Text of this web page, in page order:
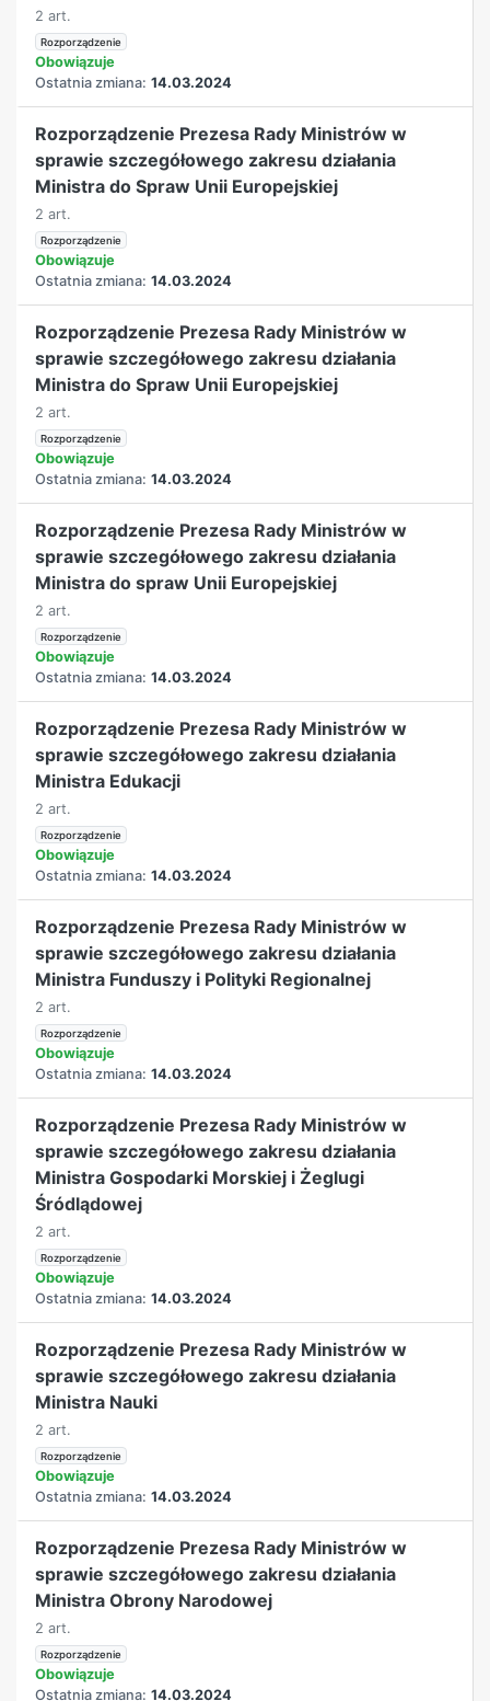
2 art.
Rozporządzenie
Obowiązuje
Ostatnia zmiana: 14.03.2024
Rozporządzenie Prezesa Rady Ministrów w
sprawie szczegółowego zakresu działania
Ministra do Spraw Unii Europejskiej
2 art.
Rozporządzenie
Obowiązuje
Ostatnia zmiana: 14.03.2024
Rozporządzenie Prezesa Rady Ministrów w
sprawie szczegółowego zakresu działania
Ministra do Spraw Unii Europejskiej
2 art.
Rozporządzenie
Obowiązuje
Ostatnia zmiana: 14.03.2024
Rozporządzenie Prezesa Rady Ministrów w
sprawie szczegółowego zakresu działania
Ministra do spraw Unii Europejskiej
2 art.
Rozporządzenie
Obowiązuje
Ostatnia zmiana: 14.03.2024
Rozporządzenie Prezesa Rady Ministrów w
sprawie szczegółowego zakresu działania
Ministra Edukacji
2 art.
Rozporządzenie
Obowiązuje
Ostatnia zmiana: 14.03.2024
Rozporządzenie Prezesa Rady Ministrów w
sprawie szczegółowego zakresu działania
Ministra Funduszy i Polityki Regionalnej
2 art.
Rozporządzenie
Obowiązuje
Ostatnia zmiana: 14.03.2024
Rozporządzenie Prezesa Rady Ministrów w
sprawie szczegółowego zakresu działania
Ministra Gospodarki Morskiej i Żeglugi
Śródlądowej
2 art.
Rozporządzenie
Obowiązuje
Ostatnia zmiana: 14.03.2024
Rozporządzenie Prezesa Rady Ministrów w
sprawie szczegółowego zakresu działania
Ministra Nauki
2 art.
Rozporządzenie
Obowiązuje
Ostatnia zmiana: 14.03.2024
Rozporządzenie Prezesa Rady Ministrów w
sprawie szczegółowego zakresu działania
Ministra Obrony Narodowej
2 art.
Rozporządzenie
Obowiązuje
Ostatnia zmiana: 14.03.2024